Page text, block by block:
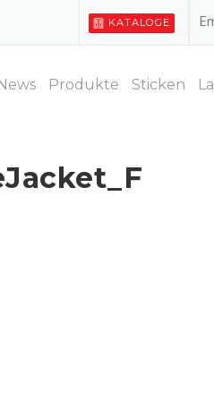
KATALOGE
Produkte Sticken